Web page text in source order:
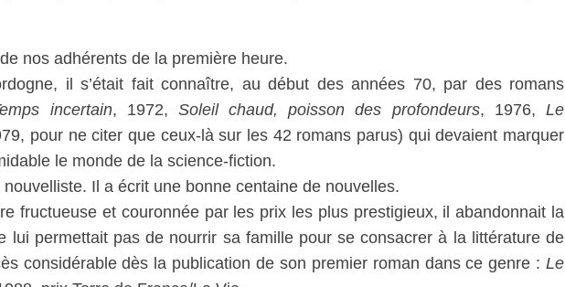
nos adhérents de la première heure.
il s’était fait connaître, au début des années 70, par des romans
incertain, 1972, Soleil chaud, poisson des profondeurs, 1976,Le
pour ne citer que ceux-là sur les 42 romans parus) qui devaient marquer
le monde de la science-fiction.
Il a écrit une bonne centaine de nouvelles.
fructueuse et couronnée par les prix les plus prestigieux, il abandonnait la
lui permettait pas de nourrir sa famille pour se consacrer à la littérature de
considérable dès la publication de son premier roman dans ce genre : Le